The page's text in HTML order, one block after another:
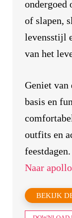
ondergoed
of slapen,
levensstijl
van het
Geniet van
basis en
outfits en
feestdagen.
Naar
BEKIJK